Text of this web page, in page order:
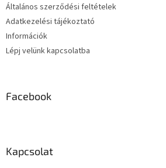
Általános szerződési feltételek
Adatkezelési tájékoztató
Információk
Lépj velünk kapcsolatba
Facebook
Kapcsolat